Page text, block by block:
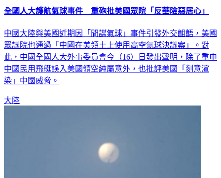
全國人大護航氣球事件 重砲批美國眾院「反華險惡居心」
中國大陸與美國近期因「間諜氣球」事件引發外交齟齬，美國
眾議院也通過「中國在美領土上使用高空氣球決議案」。對
此，中國全國人大外事委員會今（16）日發出聲明，除了重申
中國民用飛艇誤入美國領空純屬意外，也批評美國「刻意渲
染」中國威脅。
大陸